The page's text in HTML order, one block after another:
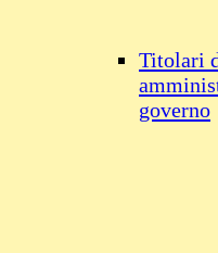
Titolari
governo